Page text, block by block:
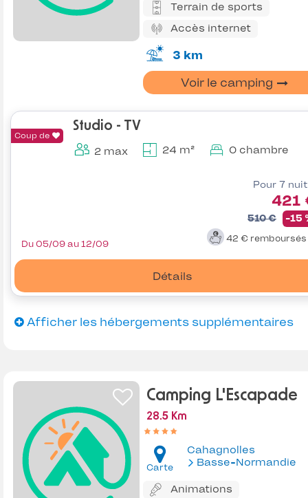
Terrain de sports
Accès internet
3 km
Voir le camping
Coup de
Studio - TV
2 max 24 m² 0 chambre
Pour 7
421
510 € -15
42 € remboursés
Détails
Du 05/09 au 12/09
Afficher les hébergements supplémentaires
Camping L'Escapade
28.5 Km
Carte
Cahagnolles
Basse-Normandie
Animations